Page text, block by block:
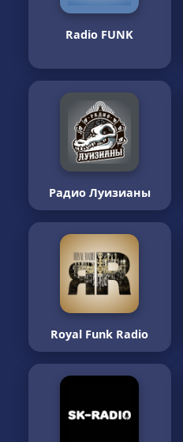
Radio FUNK
Радио Луизианы
Royal Funk Radio